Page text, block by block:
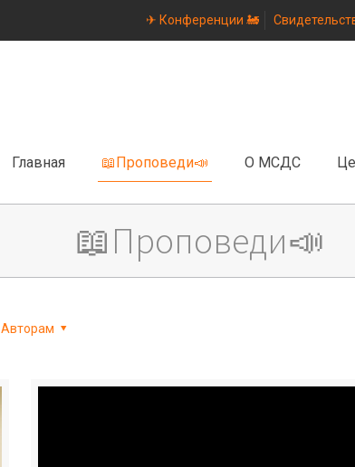
✈ Конференции 🚂
Главная 📖Проповеди📣 О МСДС
📖Проповеди📣
Авторам